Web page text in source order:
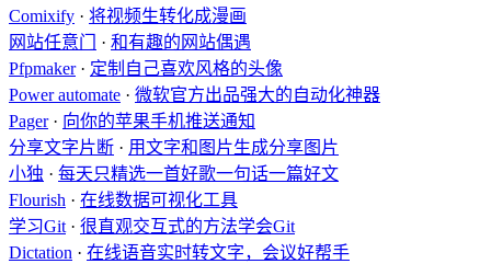
Comixify · 将视频生转化成漫画
网站任意门
· 和有趣的网站偶遇
Pfpmaker · 定制自己喜欢风格的头像
Power automate · 微软官方出品强大的自动化神器
Pager · 向你的苹果手机推送通知
分享文字片断 · 用文字和图片生成分享图片
小独 · 每天只精选一首好歌一句话一篇好文
Flourish · 在线数据可视化工具
学习Git · 很直观交互式的方法学会Git
Dictation · 在线语音实时转文字，会议好帮手